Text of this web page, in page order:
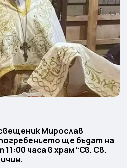
Мирослав
ще бъдат на
часа в храм “Св. Св.